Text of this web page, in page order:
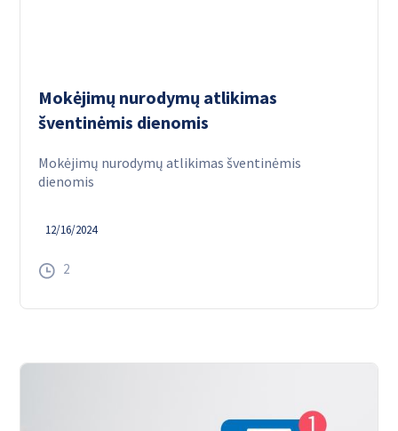
Mokėjimų nurodymų atlikimas
šventinėmis dienomis
Mokėjimų nurodymų atlikimas šventinėmis
dienomis
12/16/2024
2